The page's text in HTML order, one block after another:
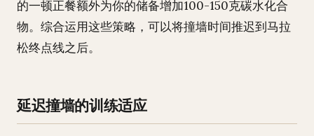
的一顿正餐额外为你的储备增加100-150克碳水化合
物。综合运用这些策略，可以将撞墙时间推迟到马拉
松终点线之后。
延迟撞墙的训练适应